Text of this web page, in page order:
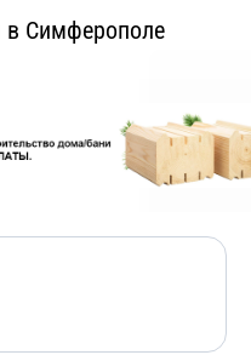
Симферополе